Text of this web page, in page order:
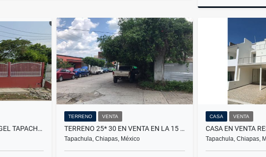
CASA EN VENTA, EL VERGEL TAPACHULA
TERRENO VENTA
TERRENO 25* 30 EN VENTA EN LA 15 AV SUR EN TAPACHULA,CHIAPAS
Tapachula, Chiapas, México
CASA VENTA
Tapachula, Chiapas,